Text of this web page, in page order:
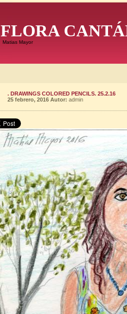
FLORA
Matias Mayor
. DRAWINGS COLORED PENCILS. 25.2.16
25 febrero, 2016 Autor: admin